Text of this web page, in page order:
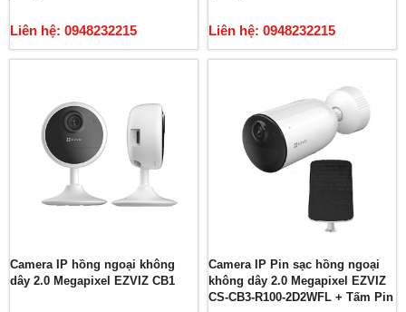
Liên hệ: 0948232215 Liên hệ: 0948232215
Camera IP hồng ngoại không
dây 2.0 Megapixel EZVIZ CB1
Camera IP Pin sạc hồng ngoại
không dây 2.0 Megapixel EZVIZ
CS-CB3-R100-2D2WFL + Tấm Pin